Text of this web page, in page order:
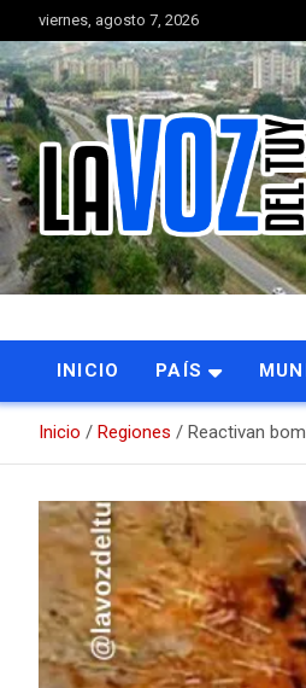
al
contenido
viernes, agosto 7, 2026
La Voz del
Portal de noticias
INICIO PAÍS
Inicio Regiones Reactivan